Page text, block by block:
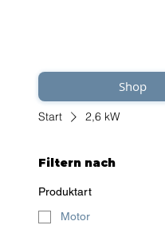
Shop
Start 2,6 kW
Filtern nach
Produktart
Motor